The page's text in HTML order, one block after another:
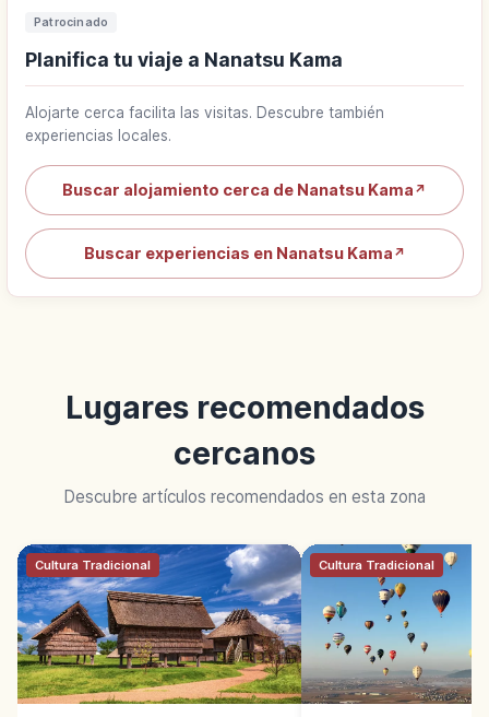
Patrocinado
Planifica tu viaje a Nanatsu Kama
Alojarte cerca facilita las visitas. Descubre también
experiencias locales.
Buscar alojamiento cerca de Nanatsu Kama ↗
Buscar experiencias en Nanatsu Kama ↗
Lugares recomendados
cercanos
Descubre artículos recomendados en esta zona
Cultura Tradicional Cultura Tradicional